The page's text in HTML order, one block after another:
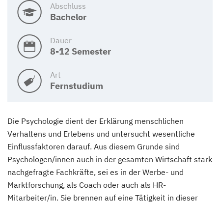
Abschluss
Bachelor
Dauer
8-12 Semester
Art
Fernstudium
Die Psychologie dient der Erklärung menschlichen
Verhaltens und Erlebens und untersucht wesentliche
Einflussfaktoren darauf. Aus diesem Grunde sind
Psychologen/innen auch in der gesamten Wirtschaft stark
nachgefragte Fachkräfte, sei es in der Werbe- und
Marktforschung, als Coach oder auch als HR-
Mitarbeiter/in. Sie brennen auf eine Tätigkeit in dieser